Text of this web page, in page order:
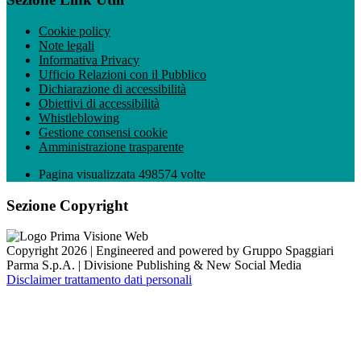
Cookie policy
Note legali
Informativa Privacy
Ufficio Relazioni con il Pubblico
Dichiarazione di accessibilità
Obiettivi di accessibilità
Whistleblowing
Gestione consensi cookie
Amministrazione trasparente
Pagina visualizzata 498574 volte
Sezione Copyright
Copyright 2026 | Engineered and powered by Gruppo Spaggiari
Parma S.p.A. | Divisione Publishing & New Social Media
Disclaimer trattamento dati personali